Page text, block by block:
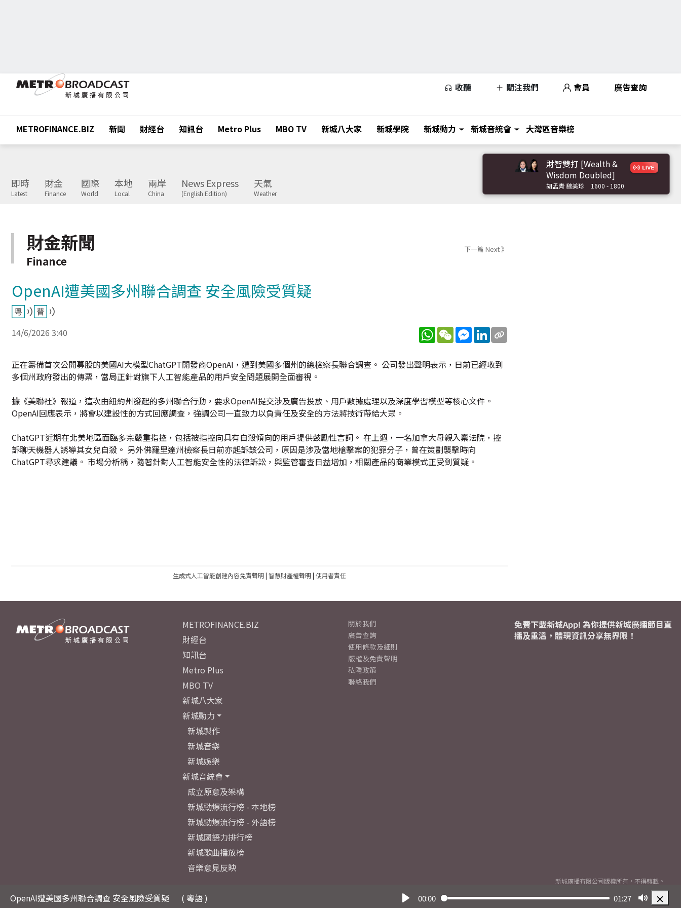
收聽 關注我們 會員 廣告查詢
METROFINANCE.BIZ 新聞 財經台 知訊台 Metro Plus MBO TV 新城八大家 新城學院 新城動力 新城音統會 大灣區音樂榜
即時
Latest
財金
Finance
國際
World
本地
Local
兩岸
China
News Express
(English Edition)
天氣
Weather
財智雙打 [Wealth &
Wisdom Doubled]
胡孟青 魏美珍 1600 - 1800
財金新聞
Finance
下一篇 Next 》
OpenAI遭美國多州聯合調查 安全風險受質疑
14/6/2026 3:40 WhatsApp
WeChatMessenger
LinkedIn
正在籌備首次公開募股的美國AI大模型ChatGPT開發商OpenAI，遭到美國多個州的總檢察長聯合調查。 公司發出聲明表示，日前已經收到
多個州政府發出的傳票，當局正針對旗下人工智能產品的用戶安全問題展開全面審視。
據《美聯社》報道，這次由紐約州發起的多州聯合行動，要求OpenAI提交涉及廣告投放、用戶數據處理以及深度學習模型等核心文件。
OpenAI回應表示，將會以建設性的方式回應調查，強調公司一直致力以負責任及安全的方法將技術帶給大眾。
ChatGPT近期在北美地區面臨多宗嚴重指控，包括被指控向具有自殺傾向的用戶提供鼓勵性言詞。 在上週，一名加拿大母親入稟法院，控
訴聊天機器人誘導其女兒自殺。 另外佛羅里達州檢察長日前亦起訴該公司，原因是涉及當地槍擊案的犯罪分子，曾在策劃襲擊時向
ChatGPT尋求建議。 市場分析稱，隨著針對人工智能安全性的法律訴訟，與監管審查日益增加，相關產品的商業模式正受到質疑。
生成式人工智能創建內容免責聲明| 智慧財產權聲明| 使用者責任
OpenAI遭美國多州聯合調查 安全風險受質疑
( 粵語 )
00:00 01:27
METROFINANCE.BIZ
財經台
知訊台
Metro Plus
MBO TV
新城八大家
新城動力
新城製作
新城音樂
新城娛樂
新城音統會
成立原意及架構
新城勁爆流行榜 - 本地榜
新城勁爆流行榜 - 外語榜
新城國語力排行榜
新城歌曲播放榜
音樂意見反映
關於我們
廣告查詢
使用條款及細則
版權及免責聲明
私隱政策
聯絡我們
免費下載新城App! 為你提供新城廣播節目直
播及重溫，體現資訊分享無界限！
新城廣播有限公司版權所有，不得轉載。
2026© Metro Broadcast Corporation Limited. All rights reserved.